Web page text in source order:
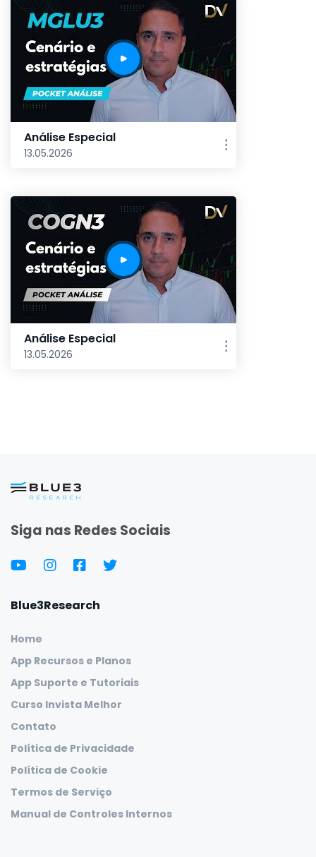
Análise Especial
13.05.2026
Análise Especial
13.05.2026
Siga nas Redes Sociais
Blue3Research
Home
App Recursos e Planos
App Suporte e Tutoriais
Curso Invista Melhor
Contato
Política de Privacidade
Política de Cookie
Termos de Serviço
Manual de Controles Internos